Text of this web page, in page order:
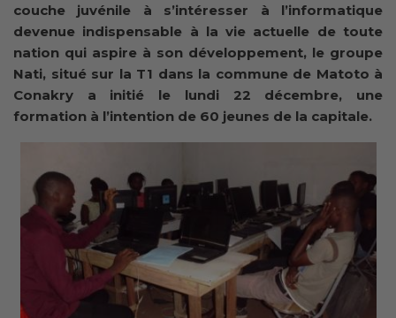
couche juvénile à s’intéresser à l’informatique
devenue indispensable à la vie actuelle de toute
nation qui aspire à son développement, le groupe
Nati, situé sur la T1 dans la commune de Matoto à
Conakry a initié le lundi 22 décembre, une
formation à l’intention de 60 jeunes de la capitale.